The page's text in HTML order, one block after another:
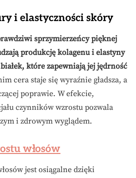
i elastyczności skóry
sprzymierzeńcy pięknej
produkcję kolagenu i elastyny
które zapewniają jej jędrność
cera staje się wyraźnie gładsza, a
poprawie. W efekcie,
czynników wzrostu pozwala
i zdrowym wyglądem.
włosów
jest osiągalne dzięki